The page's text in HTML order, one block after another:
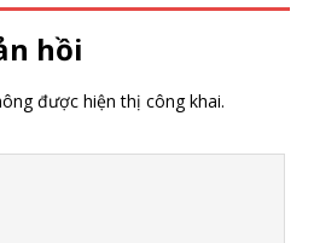
hồi
được hiện thị công khai.